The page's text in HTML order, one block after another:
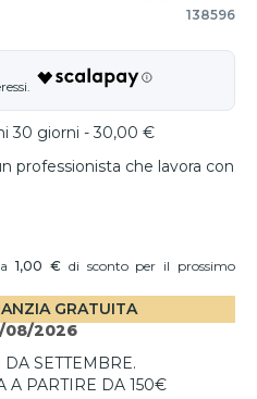
138596
30 giorni - 30,00 €
professionista che lavora con
a1,00 €di sconto per il prossimo
GRATUITA
08/2026
SETTEMBRE.
A PARTIRE DA 150€